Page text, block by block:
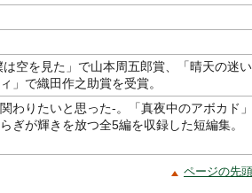
空を見た」で山本周五郎賞、「晴天の迷い
」で織田作之助賞を受賞。
わりたいと思った-。「真夜中のアボカド」
ぎが輝きを放つ全5編を収録した短編集。
ページの先